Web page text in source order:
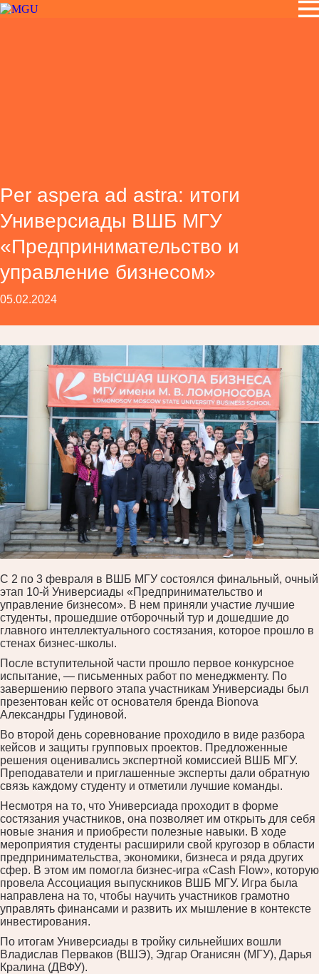
Per aspera ad astra: итоги
Универсиады ВШБ МГУ
«Предпринимательство и
управление бизнесом»
05.02.2024
С 2 по 3 февраля в ВШБ МГУ состоялся финальный, очный
этап 10-й Универсиады «Предпринимательство и
управление бизнесом». В нем приняли участие лучшие
студенты, прошедшие отборочный тур и дошедшие до
главного интеллектуального состязания, которое прошло в
стенах бизнес-школы.
После вступительной части прошло первое конкурсное
испытание, — письменных работ по менеджменту. По
завершению первого этапа участникам Универсиады был
презентован кейс от основателя бренда Bionova
Александры Гудиновой.
Во второй день соревнование проходило в виде разбора
кейсов и защиты групповых проектов. Предложенные
решения оценивались экспертной комиссией ВШБ МГУ.
Преподаватели и приглашенные эксперты дали обратную
связь каждому студенту и отметили лучшие команды.
Несмотря на то, что Универсиада проходит в форме
состязания участников, она позволяет им открыть для себя
новые знания и приобрести полезные навыки. В ходе
мероприятия студенты расширили свой кругозор в области
предпринимательства, экономики, бизнеса и ряда других
сфер. В этом им помогла бизнес-игра «Cash Flow», которую
провела Ассоциация выпускников ВШБ МГУ. Игра была
направлена на то, чтобы научить участников грамотно
управлять финансами и развить их мышление в контексте
инвестирования.
По итогам Универсиады в тройку сильнейших вошли
Владислав Перваков (ВШЭ), Эдгар Оганисян (МГУ), Дарья
Кралина (ДВФУ).